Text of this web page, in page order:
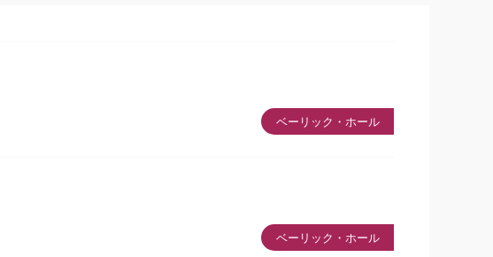
ベーリック・ホール
ベーリック・ホール